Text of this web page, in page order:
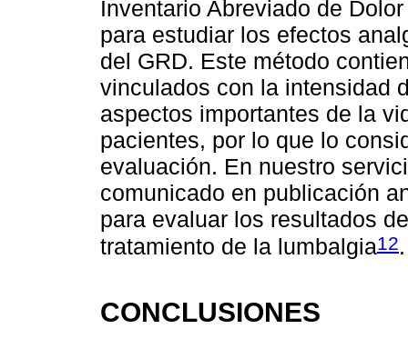
Inventario Abreviado de
para estudiar los efectos
del GRD. Este método
vinculados con la intensidad
aspectos importantes de la
pacientes, por lo que lo
evaluación. En nuestro
comunicado en publicación
para evaluar los resultados
tratamiento de la lumbalgia12.
CONCLUSIONES